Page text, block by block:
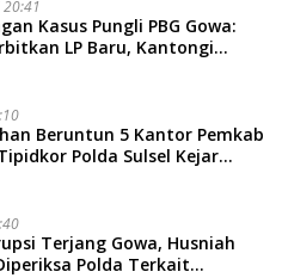
Kasus Pungli PBG Gowa:
LP Baru, Kantongi
Beruntun 5 Kantor Pemkab
Polda Sulsel Kejar
Terjang Gowa, Husniah
Polda Terkait